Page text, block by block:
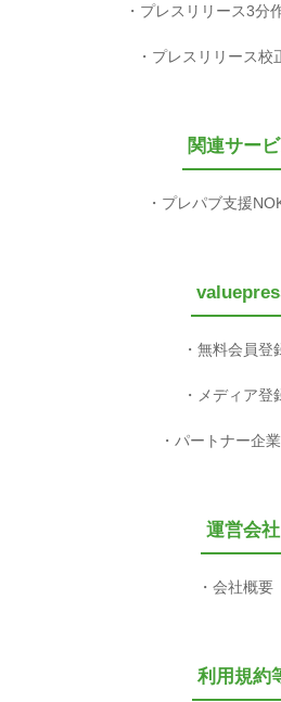
プレスリリース3分
プレスリリース校
関連サー
プレパブ支援
無料会員登
メディア登
パートナー企
運営会社
会社概要
利用規約